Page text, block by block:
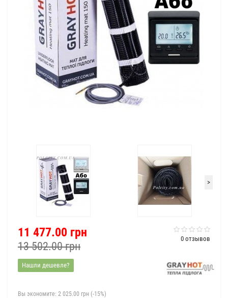
>
0 отзывов
11 477.00 грн
13 502.00 грн
Нашли дешевле?
Вы экономите: 2 025.00 грн (-15%)